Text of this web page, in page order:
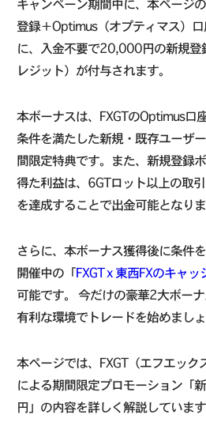
キャンペーン期間中に、本ページ
登録＋Optimus（オプティマス）
に、入金不要で20,000円の新規登
レジット）が付与されます。
本ボーナスは、FXGTのOptimus口
条件を満たした新規・既存ユーザ
間限定特典です。また、新規登録
得た利益は、6GTロット以上の取
を達成することで出金可能となりま
さらに、本ボーナス獲得後に条件
開催中の「FXGT x 東西FXのキャッ
可能です。 今だけの豪華2大ボー
有利な環境でトレードを始めましょ
本ページでは、FXGT（エフエック
による期間限定プロモーション「
円」の内容を詳しく解説しています